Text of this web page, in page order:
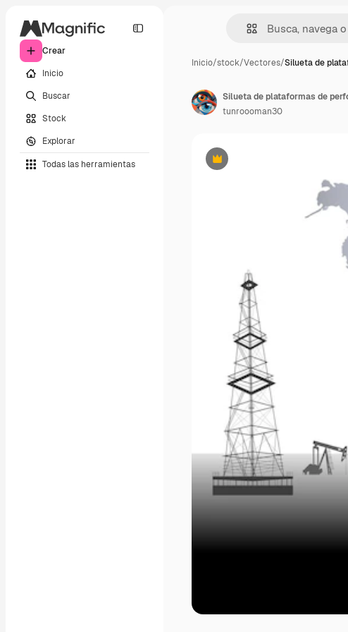
Crear
Inicio
Buscar
Stock
Explorar
Todas las herramientas
Inicio/stock/Vectores/Silueta de
Premium
tunroooman30